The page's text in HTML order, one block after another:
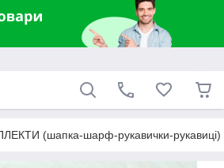
(шапка-шарф-рукавички-рукавиці)